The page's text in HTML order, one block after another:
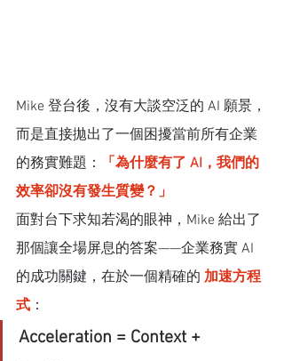
Mike 登台後，沒有大談空泛的 AI 願景，
而是直接拋出了一個困擾當前所有企業
的務實難題：
「為什麼有了 AI，我們的
效率卻沒有發生質變？」
面對台下求知若渴的眼神，Mike 給出了
那個讓全場屏息的答案——企業務實 AI
的成功關鍵，在於一個精確的 加速方程
式 ：
Acceleration = Context +